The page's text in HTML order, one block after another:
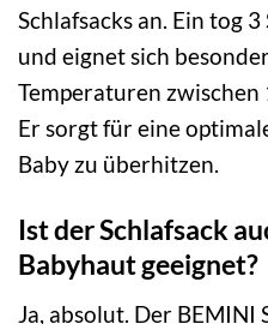
Schlafsacks an. Ein tog
und eignet sich
Temperaturen zwischen
Er sorgt für eine
Baby zu überhitzen.
Ist der Schlafsack
Babyhaut geeignet?
Ja, absolut. Der BEMINI